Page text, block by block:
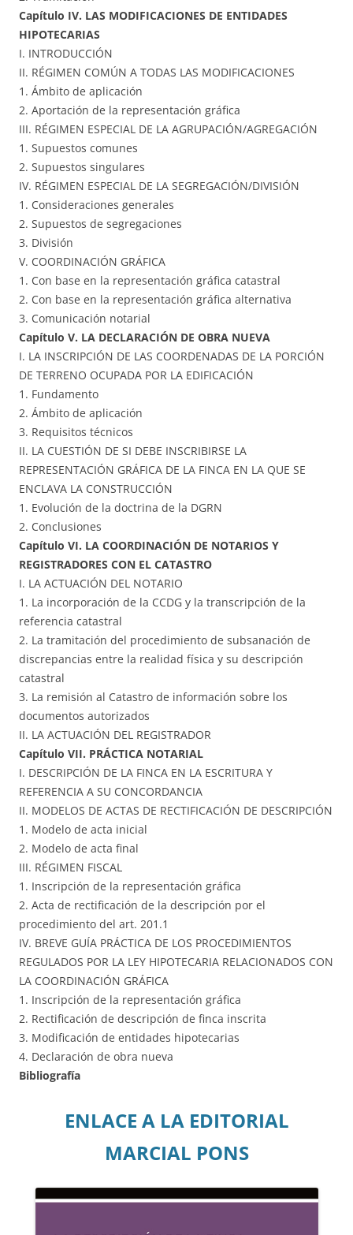
Capítulo IV. LAS MODIFICACIONES DE ENTIDADES
HIPOTECARIAS
I. INTRODUCCIÓN
II. RÉGIMEN COMÚN A TODAS LAS MODIFICACIONES
1. Ámbito de aplicación
2. Aportación de la representación gráfica
III. RÉGIMEN ESPECIAL DE LA AGRUPACIÓN/AGREGACIÓN
1. Supuestos comunes
2. Supuestos singulares
IV. RÉGIMEN ESPECIAL DE LA SEGREGACIÓN/DIVISIÓN
1. Consideraciones generales
2. Supuestos de segregaciones
3. División
V. COORDINACIÓN GRÁFICA
1. Con base en la representación gráfica catastral
2. Con base en la representación gráfica alternativa
3. Comunicación notarial
Capítulo V. LA DECLARACIÓN DE OBRA NUEVA
I. LA INSCRIPCIÓN DE LAS COORDENADAS DE LA PORCIÓN
DE TERRENO OCUPADA POR LA EDIFICACIÓN
1. Fundamento
2. Ámbito de aplicación
3. Requisitos técnicos
II. LA CUESTIÓN DE SI DEBE INSCRIBIRSE LA
REPRESENTACIÓN GRÁFICA DE LA FINCA EN LA QUE SE
ENCLAVA LA CONSTRUCCIÓN
1. Evolución de la doctrina de la DGRN
2. Conclusiones
Capítulo VI. LA COORDINACIÓN DE NOTARIOS Y
REGISTRADORES CON EL CATASTRO
I. LA ACTUACIÓN DEL NOTARIO
1. La incorporación de la CCDG y la transcripción de la
referencia catastral
2. La tramitación del procedimiento de subsanación de
discrepancias entre la realidad física y su descripción
catastral
3. La remisión al Catastro de información sobre los
documentos autorizados
II. LA ACTUACIÓN DEL REGISTRADOR
Capítulo VII. PRÁCTICA NOTARIAL
I. DESCRIPCIÓN DE LA FINCA EN LA ESCRITURA Y
REFERENCIA A SU CONCORDANCIA
II. MODELOS DE ACTAS DE RECTIFICACIÓN DE DESCRIPCIÓN
1. Modelo de acta inicial
2. Modelo de acta final
III. RÉGIMEN FISCAL
1. Inscripción de la representación gráfica
2. Acta de rectificación de la descripción por el
procedimiento del art. 201.1
IV. BREVE GUÍA PRÁCTICA DE LOS PROCEDIMIENTOS
REGULADOS POR LA LEY HIPOTECARIA RELACIONADOS CON
LA COORDINACIÓN GRÁFICA
1. Inscripción de la representación gráfica
2. Rectificación de descripción de finca inscrita
3. Modificación de entidades hipotecarias
4. Declaración de obra nueva
Bibliografía
ENLACE A LA EDITORIAL
MARCIAL PONS